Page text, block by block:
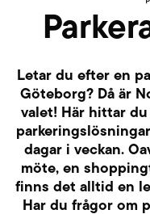
Letar du efter en
Göteborg? Då är
valet! Här hittar
dagar i veckan.
möte, en
finns det alltid en
Har du frågor om